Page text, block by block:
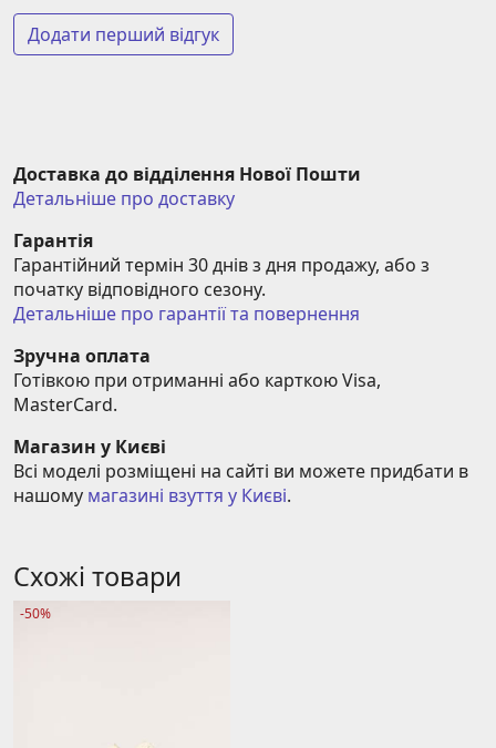
Додати перший відгук
Доставка до відділення Нової Пошти
Детальніше про доставку
Гарантія
Гарантійний термін 30 днів з дня продажу, або з
початку відповідного сезону.
Детальніше про гарантії та повернення
Зручна оплата
Готівкою при отриманні або карткою Visa,
MasterCard.
Магазин у Києві
Всі моделі розміщені на сайті ви можете придбати в
нашому магазині взуття у Києві.
Схожі товари
-50%